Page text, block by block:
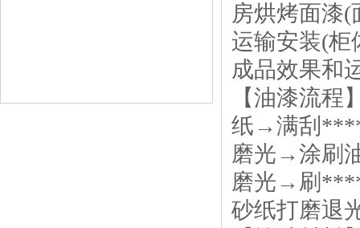
房烘烤面漆
运输安装(柜
成品效果和
【油漆流
纸→满刮
磨光→涂刷
磨光→刷
砂纸打磨退